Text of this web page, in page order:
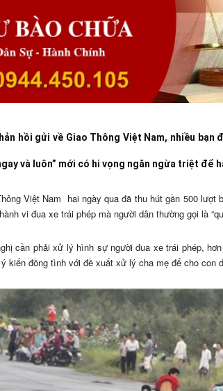
hồi gửi về Giao Thông Việt Nam, nhiều bạn
và luôn” mới có hi vọng ngăn ngừa triệt để
Việt Nam hai ngày qua đã thu hút gần 500 lượt
vi đua xe trái phép mà người dân thường gọi là
cần phải xử lý hình sự người đua xe trái phép,
kiến đồng tình với đề xuất xử lý cha mẹ để cho con